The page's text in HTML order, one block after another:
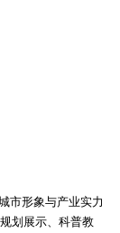
市形象与产业实力
划展示、科普教